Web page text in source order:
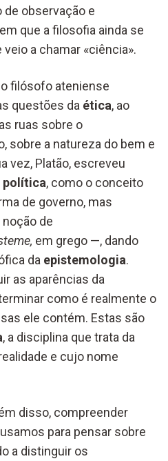
observação e
que a filosofia ainda se
a chamar «ciência».
o filósofo ateniense
questões da ética, ao
ruas sobre o
sobre a natureza do bem e
vez, Platão, escreveu
política, como o conceito
de governo, mas
de
em grego —, dando
da epistemologia.
as aparências da
como é realmente o
ele contém. Estas são
, a disciplina que trata da
e cujo nome
disso, compreender
para pensar sobre
a distinguir os